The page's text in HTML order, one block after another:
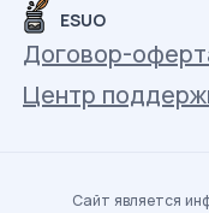
ESUO
Договор-
Центр
Сайт является